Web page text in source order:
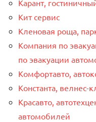
Карант,
Кит сервис
Кленовая роща,
Компания по
по эвакуации
Комфортавто,
Константа, велнес-
Красавто,
автомобилей